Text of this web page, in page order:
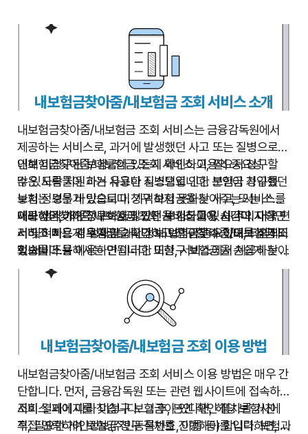
내보험금찾아줌/내보험금 조회 서비스 소개
내보험금찾아줌/내보험금 조회 서비스는 금융감독원에서
제공하는 서비스로, 과거에 발생했던 사고 또는 질병으로
인해 미청구된 보험금이 있는지 확인하고, 필요시 청구할
수 있도록 지원하는 유용한 시스템입니다. 본인이 가입했던
보험 정보를 바탕으로 미청구 보험금을 찾아주는 서비스를
제공하며, 개인정보보호에 만전을 기하고 있습니다. 더욱 편
리하고 빠르게 보험금을 확인하고 청구할 수 있도록 설계되
었습니다.
내보험금찾아줌/내보험금 조회 서비스 이용의 중요성
많은 사람들이 과거 사고나 질병으로 인한 보험금 청구를
놓치는 경우가 있습니다. 기억하지 못하는 사고, 또는 소액
이라 생각하여 청구하지 않았던 보험금들이 시간이 지나면
서 잊혀지는 경우가 많습니다. 내보험금찾아줌/내보험금 조
회 서비스를 이용하면 이러한 미청구 보험금을 손쉽게 찾아
확인하고, 정당한 권리를 행사할 수 있습니다. 경제적으로
어려운 상황에 처해있을 때, 잊고 있던 보험금은 큰 도움이
내보험금찾아줌/내보험금 조회 서비스 이용 시 주의사항
서비스 이용 시 정확한 개인정보 입력이 중요하며, 타인의
정보를 도용해서는 안됩니다. 또한, 서비스에서 제공하는 정
보는 참고 자료이며, 정확한 보험금 지급 여부는 해당 보험
내보험금찾아줌/내보험금 조회 이용 방법
내보험금찾아줌/내보험금 조회 서비스 이용 방법은 매우 간
단합니다. 먼저, 금융감독원 또는 관련 웹사이트에 접속하여
서비스 페이지를 찾습니다. 그 후, 본인 확인 절차를 거친
후, 필요한 개인정보(주민등록번호, 이름 등)를 입력하면, 과
조회 결과에 따라 미청구 보험금이 있다면, 해당 보험사에
직접 연락하여 보험금 청구 절차를 진행해야 합니다. 보험사